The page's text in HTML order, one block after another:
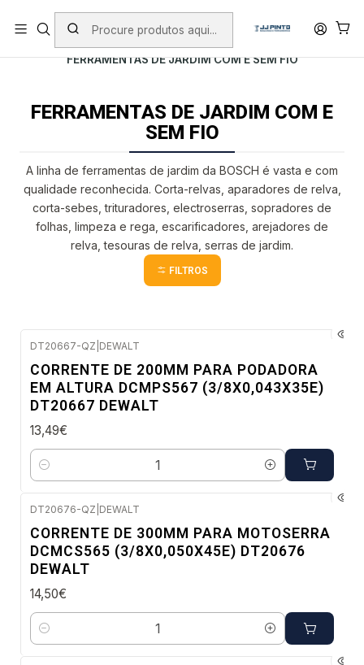
PORTES INCLUÍDOS EM ENCOMENDAS +75€ (excepto ilhas)
Início PRODUTOS
FERRAMENTAS COM FIO
FERRAMENTAS DE JARDIM COM E SEM FIO
FERRAMENTAS DE JARDIM COM E
SEM FIO
A linha de ferramentas de jardim da BOSCH é vasta e com
qualidade reconhecida. Corta-relvas, aparadores de relva,
corta-sebes, trituradores, electroserras, sopradores de
folhas, limpeza e rega, escarificadores, arejadores de
relva, tesouras de relva, serras de jardim.
FILTROS
NOVO
DT20667-QZ DEWALT
CORRENTE DE 200MM PARA PODADORA
EM ALTURA DCMPS567 (3/8X0,043X35E)
DT20667 DEWALT
13,49€
Quantidade
NOVO
DT20676-QZ DEWALT
CORRENTE DE 300MM PARA MOTOSERRA
DCMCS565 (3/8X0,050X45E) DT20676
DEWALT
14,50€
Quantidade